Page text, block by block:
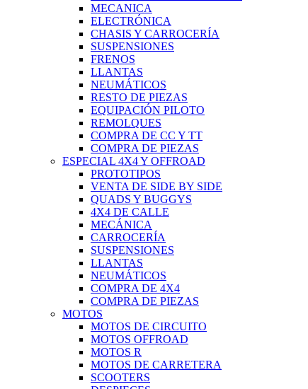
MECANICA
ELECTRÓNICA
CHASIS Y CARROCERÍA
SUSPENSIONES
FRENOS
LLANTAS
NEUMÁTICOS
RESTO DE PIEZAS
EQUIPACIÓN PILOTO
REMOLQUES
COMPRA DE CC Y TT
COMPRA DE PIEZAS
ESPECIAL 4X4 Y OFFROAD
PROTOTIPOS
VENTA DE SIDE BY SIDE
QUADS Y BUGGYS
4X4 DE CALLE
MECÁNICA
CARROCERÍA
SUSPENSIONES
LLANTAS
NEUMÁTICOS
COMPRA DE 4X4
COMPRA DE PIEZAS
MOTOS
MOTOS DE CIRCUITO
MOTOS OFFROAD
MOTOS R
MOTOS DE CARRETERA
SCOOTERS